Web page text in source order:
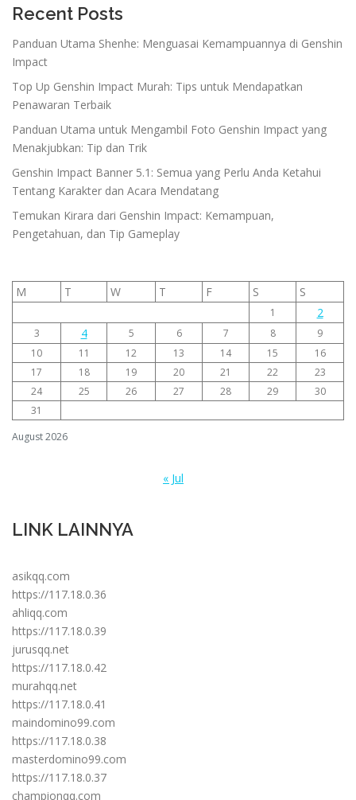
Recent Posts
Panduan Utama Shenhe: Menguasai Kemampuannya di Genshin
Impact
Top Up Genshin Impact Murah: Tips untuk Mendapatkan
Penawaran Terbaik
Panduan Utama untuk Mengambil Foto Genshin Impact yang
Menakjubkan: Tip dan Trik
Genshin Impact Banner 5.1: Semua yang Perlu Anda Ketahui
Tentang Karakter dan Acara Mendatang
Temukan Kirara dari Genshin Impact: Kemampuan,
Pengetahuan, dan Tip Gameplay
August 2026
M T W T F S S
1 2
3 4 5 6 7 8
9
10
11 12 13 14 15
16
17
18 19 20 21 22
23
24
25 26 27 28 29
30
31
« Jul
LINK LAINNYA
asikqq.com
https://117.18.0.36
ahliqq.com
https://117.18.0.39
jurusqq.net
https://117.18.0.42
murahqq.net
https://117.18.0.41
maindomino99.com
https://117.18.0.38
masterdomino99.com
https://117.18.0.37
championqq.com